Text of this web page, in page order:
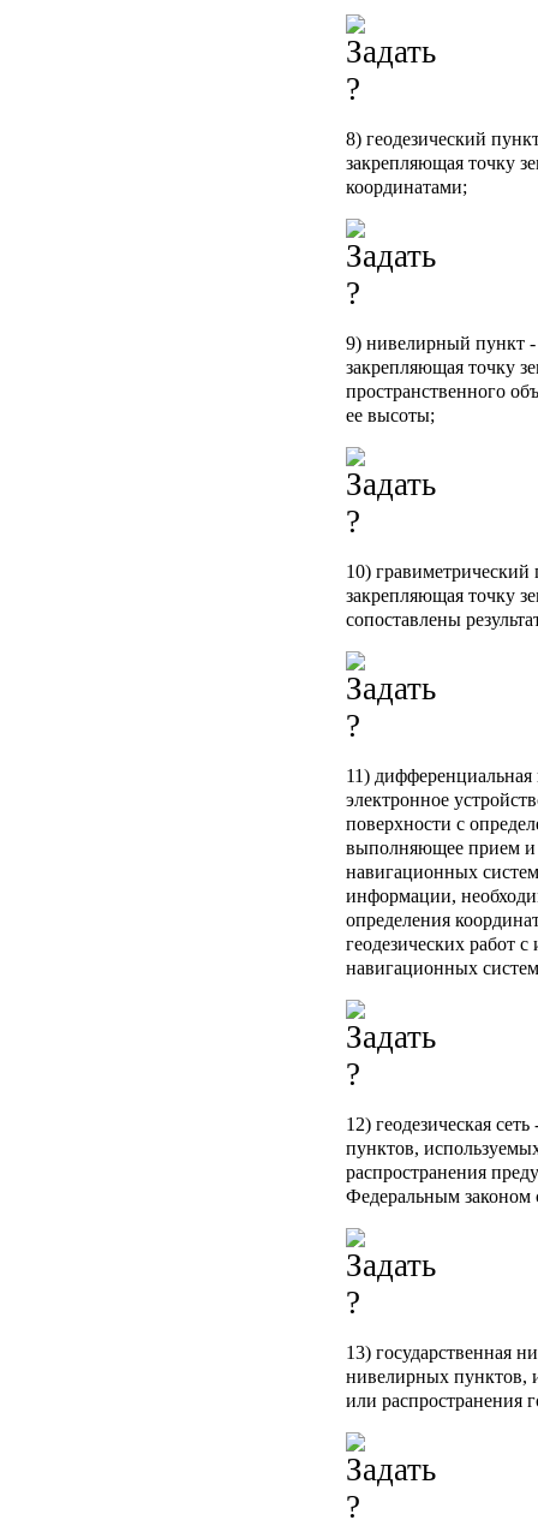
8) геодезический
закрепляющая точку
координатами;
9) нивелирный пункт
закрепляющая точку
пространственного
ее высоты;
10)
закрепляющая точку
сопоставлены
11) дифференциальная
электронное
поверхности с
выполняющее прием и
навигационных
информации,
определения
геодезических работ
навигационных
12) геодезическая
пунктов,
распространения
Федеральным законом
13) государственная
нивелирных пунктов,
или распространения